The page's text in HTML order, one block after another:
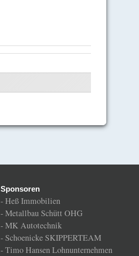
Sponsoren
-Heß Immobilien
-Metallbau Schütt OHG
-MK Autotechnik
- Schoenicke SKIPPERTEAM
-Timo Hansen Lohnunternehmen